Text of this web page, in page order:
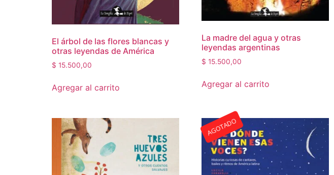
El árbol de las flores blancas y
otras leyendas de América
$ 15.500,00
Agregar al carrito
La madre del agua y otras
leyendas argentinas
$ 15.500,00
Agregar al carrito
AGOTADO